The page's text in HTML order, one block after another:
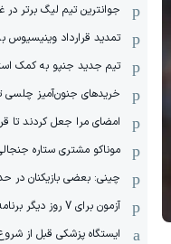
جوانترین تیم لیگ برتر
تمدید قرارداد وینیسیوس
تیم جدید جنپو به کمک
خریدهای جنون‌آمیز چلسی
امضای مرا جعل کردند تا
موناکو مشتری ستاره
چینی: بعضی بازیکنان در
آزمون برای 7 روز دیگر برنامه دارد! (عکس)
ایستگاه پزشکی قبل از